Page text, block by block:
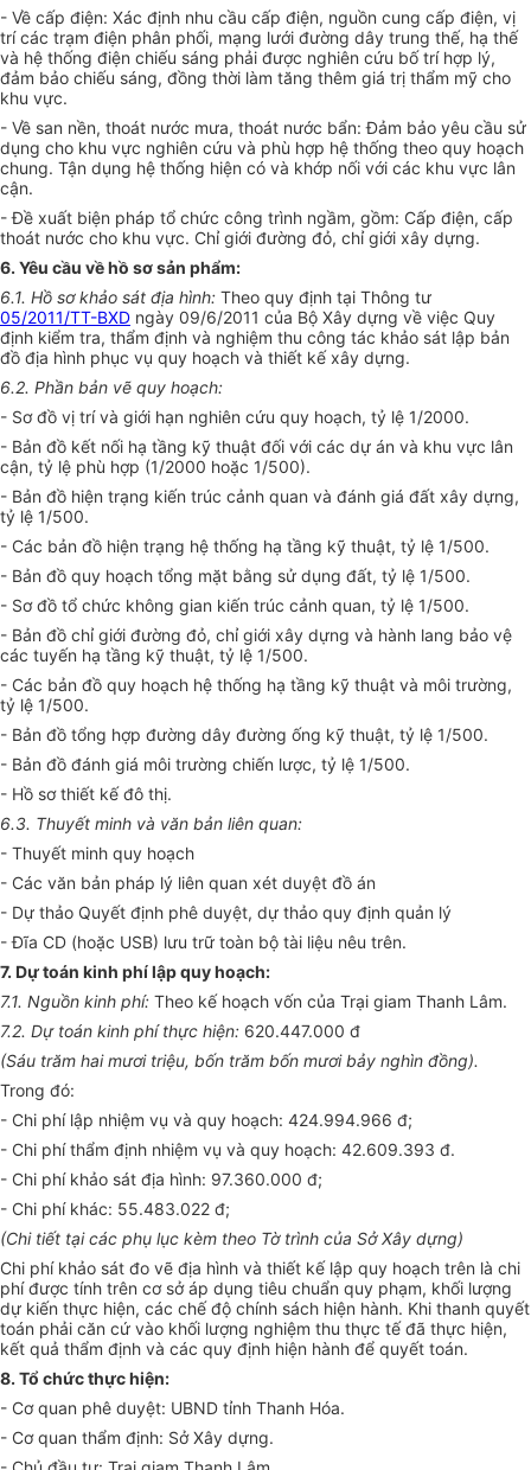
- Về cấp điện: Xác định nhu cầu cấp điện, nguồn cung cấp điện, vị
trí các trạm điện phân phối, mạng lưới đường dây trung thế, hạ thế
và hệ thống điện chiếu sáng phải được nghiên cứu bố trí hợp lý,
đảm bảo chiếu sáng, đồng thời làm tăng thêm giá trị thẩm mỹ cho
khu vực.
- Về san nền, thoát nước mưa, thoát nước bẩn: Đảm bảo yêu cầu sử
dụng cho khu vực nghiên cứu và phù hợp hệ thống theo quy hoạch
chung. Tận dụng hệ thống hiện có và khớp nối với các khu vực lân
cận.
- Đề xuất biện pháp tổ chức công trình ngầm, gồm: Cấp điện, cấp
thoát nước cho khu vực. Chỉ giới đường đỏ, chỉ giới xây dựng.
6. Yêu cầu về hồ sơ sản phẩm:
6.1. Hồ sơ khảo sát địa hình: Theo quy định tại Thông tư
05/2011/TT-BXD ngày 09/6/2011 của Bộ Xây dựng về việc Quy
định kiểm tra, thẩm định và nghiệm thu công tác khảo sát lập bản
đồ địa hình phục vụ quy hoạch và thiết kế xây dựng.
6.2. Phần bản vẽ quy hoạch:
- Sơ đồ vị trí và giới hạn nghiên cứu quy hoạch, tỷ lệ 1/2000.
- Bản đồ kết nối hạ tầng kỹ thuật đối với các dự án và khu vực lân
cận, tỷ lệ phù hợp (1/2000 hoặc 1/500).
- Bản đồ hiện trạng kiến trúc cảnh quan và đánh giá đất xây dựng,
tỷ lệ 1/500.
- Các bản đồ hiện trạng hệ thống hạ tầng kỹ thuật, tỷ lệ 1/500.
- Bản đồ quy hoạch tổng mặt bằng sử dụng đất, tỷ lệ 1/500.
- Sơ đồ tổ chức không gian kiến trúc cảnh quan, tỷ lệ 1/500.
- Bản đồ chỉ giới đường đỏ, chỉ giới xây dựng và hành lang bảo vệ
các tuyến hạ tầng kỹ thuật, tỷ lệ 1/500.
- Các bản đồ quy hoạch hệ thống hạ tầng kỹ thuật và môi trường,
tỷ lệ 1/500.
- Bản đồ tổng hợp đường dây đường ống kỹ thuật, tỷ lệ 1/500.
- Bản đồ đánh giá môi trường chiến lược, tỷ lệ 1/500.
- Hồ sơ thiết kế đô thị.
6.3. Thuyết minh và văn bản liên quan:
- Thuyết minh quy hoạch
- Các văn bản pháp lý liên quan xét duyệt đồ án
- Dự thảo Quyết định phê duyệt, dự thảo quy định quản lý
- Đĩa CD (hoặc USB) lưu trữ toàn bộ tài liệu nêu trên.
7. Dự toán kinh phí lập quy hoạch:
7.1. Nguồn kinh phí: Theo kế hoạch vốn của Trại giam Thanh Lâm.
7.2. Dự toán kinh phí thực hiện: 620.447.000 đ
(Sáu trăm hai mươi triệu, bốn trăm bốn mươi bảy nghìn đồng).
Trong đó:
- Chi phí lập nhiệm vụ và quy hoạch: 424.994.966 đ;
- Chi phí thẩm định nhiệm vụ và quy hoạch: 42.609.393 đ.
- Chi phí khảo sát địa hình: 97.360.000 đ;
- Chi phí khác: 55.483.022 đ;
(Chi tiết tại các phụ lục kèm theo Tờ trình của Sở Xây dựng)
Chi phí khảo sát đo vẽ địa hình và thiết kế lập quy hoạch trên là chi
phí được tính trên cơ sở áp dụng tiêu chuẩn quy phạm, khối lượng
dự kiến thực hiện, các chế độ chính sách hiện hành. Khi thanh quyết
toán phải căn cứ vào khối lượng nghiệm thu thực tế đã thực hiện,
kết quả thẩm định và các quy định hiện hành để quyết toán.
8. Tổ chức thực hiện:
- Cơ quan phê duyệt: UBND tỉnh Thanh Hóa.
- Cơ quan thẩm định: Sở Xây dựng.